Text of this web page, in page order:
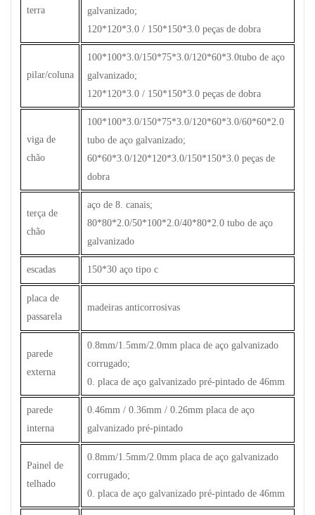
terra
galvanizado;
120*120*3.0 / 150*150*3.0 peças de dobra
pilar/coluna
100*100*3.0/150*75*3.0/120*60*3.0tubo de aço
galvanizado;
120*120*3.0 / 150*150*3.0 peças de dobra
viga de
chão
100*100*3.0/150*75*3.0/120*60*3.0/60*60*2.0
tubo de aço galvanizado;
60*60*3.0/120*120*3.0/150*150*3.0 peças de
dobra
terça de
chão
aço de 8. canais;
80*80*2.0/50*100*2.0/40*80*2.0 tubo de aço
galvanizado
escadas 150*30 aço tipo c
placa de
passarela
madeiras anticorrosivas
parede
externa
0.8mm/1.5mm/2.0mm placa de aço galvanizado
corrugado;
0. placa de aço galvanizado pré-pintado de 46mm
parede
interna
0.46mm / 0.36mm / 0.26mm placa de aço
galvanizado pré-pintado
Painel de
telhado
0.8mm/1.5mm/2.0mm placa de aço galvanizado
corrugado;
0. placa de aço galvanizado pré-pintado de 46mm